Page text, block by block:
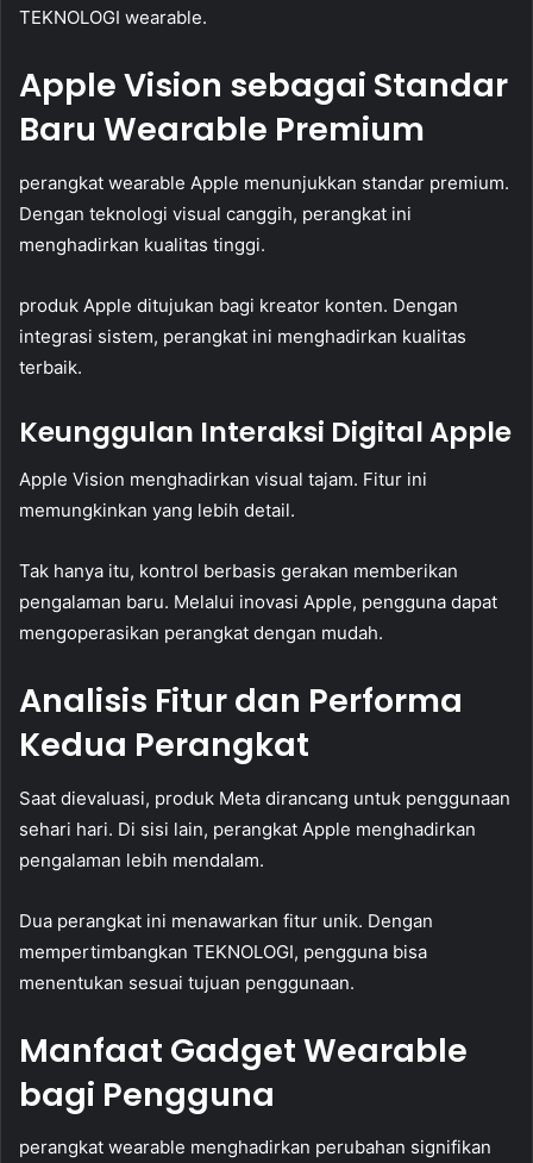
TEKNOLOGI wearable.
Apple Vision sebagai Standar
Baru Wearable Premium
perangkat wearable Apple menunjukkan standar premium.
Dengan teknologi visual canggih, perangkat ini
menghadirkan kualitas tinggi.
produk Apple ditujukan bagi kreator konten. Dengan
integrasi sistem, perangkat ini menghadirkan kualitas
terbaik.
Keunggulan Interaksi Digital Apple
Apple Vision menghadirkan visual tajam. Fitur ini
memungkinkan yang lebih detail.
Tak hanya itu, kontrol berbasis gerakan memberikan
pengalaman baru. Melalui inovasi Apple, pengguna dapat
mengoperasikan perangkat dengan mudah.
Analisis Fitur dan Performa
Kedua Perangkat
Saat dievaluasi, produk Meta dirancang untuk penggunaan
sehari hari. Di sisi lain, perangkat Apple menghadirkan
pengalaman lebih mendalam.
Dua perangkat ini menawarkan fitur unik. Dengan
mempertimbangkan TEKNOLOGI, pengguna bisa
menentukan sesuai tujuan penggunaan.
Manfaat Gadget Wearable
bagi Pengguna
perangkat wearable menghadirkan perubahan signifikan